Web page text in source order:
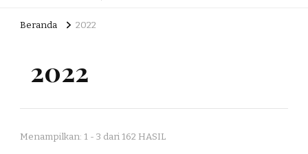
Beranda 2022
2022
Menampilkan: 1 - 3 dari 162 HASIL